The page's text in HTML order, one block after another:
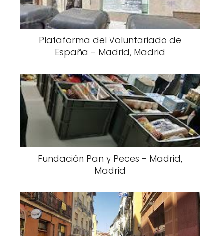
Plataforma del Voluntariado de
España - Madrid, Madrid
Fundación Pan y Peces - Madrid,
Madrid